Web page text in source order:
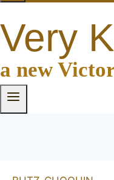
Very
a new